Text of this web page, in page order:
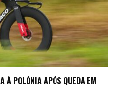
À POLÓNIA APÓS QUEDA EM